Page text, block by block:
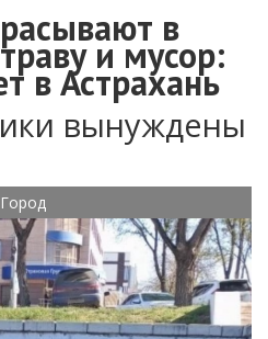
в
и мусор:
в Астрахань
вынуждены
Город